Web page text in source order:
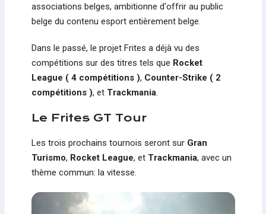
associations belges, ambitionne d'offrir au public
belge du contenu esport entièrement belge.
Dans le passé, le projet Frites a déjà vu des
compétitions sur des titres tels que Rocket
League ( 4 compétitions ), Counter-Strike ( 2
compétitions ), et Trackmania.
Le Frites GT Tour
Les trois prochains tournois seront sur Gran
Turismo, Rocket League, et Trackmania, avec un
thème commun: la vitesse.